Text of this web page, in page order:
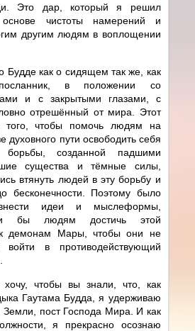
Это дар, который я решил
чистоты намерений и
другим людям в воплощении
Будде как о сидящем так же, как
в положении со
и с закрытыми глазами, с
отрешённый от мира. Этот
чтобы помочь людям на
духовного пути освободить себя
борьбы, созданной падшими
существа и тёмные силы,
втянуть людей в эту борьбу и
бесконечности. Поэтому было
идеи и мыслеформы,
бы людям достичь этой
к демонам Мары, чтобы они не
в противодействующий
чтобы вы знали, что, как
Гаутама Будда, я удерживаю
Земли, пост Господа Мира. И как
я прекрасно осознаю